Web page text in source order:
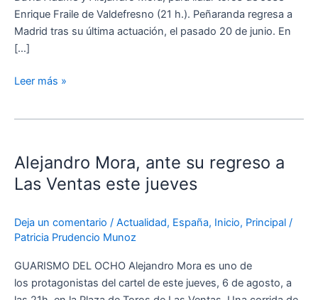
Enrique Fraile de Valdefresno (21 h.). Peñaranda regresa a
Madrid tras su última actuación, el pasado 20 de junio. En
[…]
Leer más »
Alejandro Mora, ante su regreso a
Las Ventas este jueves
Deja un comentario / Actualidad, España, Inicio, Principal /
Patricia Prudencio Munoz
GUARISMO DEL OCHO Alejandro Mora es uno de
los protagonistas del cartel de este jueves, 6 de agosto, a
ante
su
Las
este
jueves